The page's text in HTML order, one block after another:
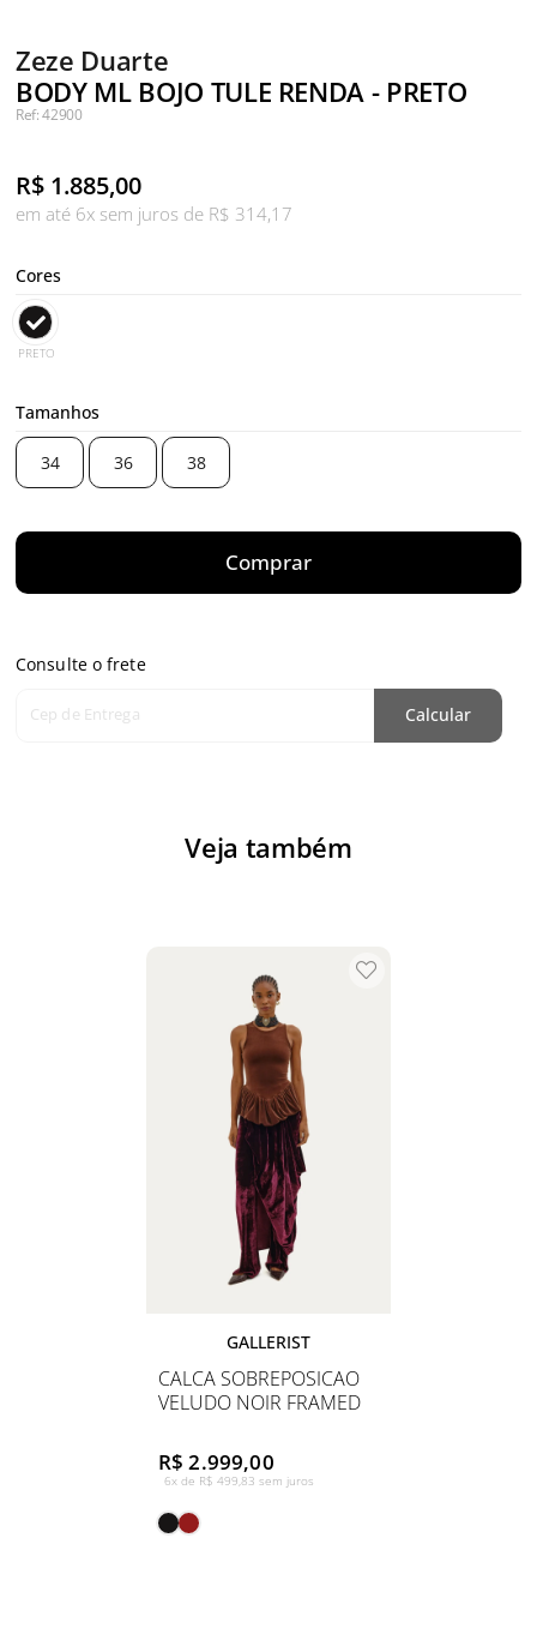
Zeze Duarte
BODY ML BOJO TULE RENDA - PRETO
Ref: 42900
R$ 1.885,00
em até 6x sem juros de R$ 314,17
Cores
PRETO
Tamanhos
34 36 38
Comprar
Consulte o frete
Cep de Entrega Calcular
Veja também
GALLERIST
CALCA SOBREPOSICAO
VELUDO NOIR FRAMED
R$ 2.999,00
6x de R$ 499,83 sem juros